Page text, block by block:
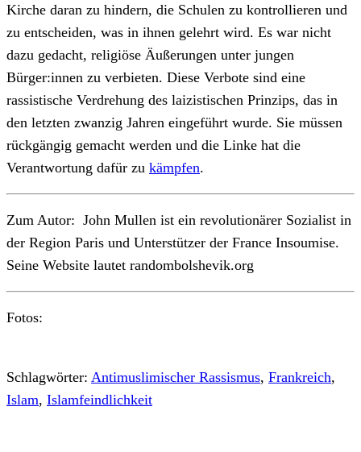
Kirche daran zu hindern, die Schulen zu kontrollieren und
zu entscheiden, was in ihnen gelehrt wird. Es war nicht
dazu gedacht, religiöse Äußerungen unter jungen
Bürger:innen zu verbieten. Diese Verbote sind eine
rassistische Verdrehung des laizistischen Prinzips, das in
den letzten zwanzig Jahren eingeführt wurde. Sie müssen
rückgängig gemacht werden und die Linke hat die
Verantwortung dafür zu kämpfen.
Zum Autor: John Mullen ist ein revolutionärer Sozialist in
der Region Paris und Unterstützer der France Insoumise.
Seine Website lautet randombolshevik.org
Fotos:
Schlagwörter: Antimuslimischer Rassismus, Frankreich,
Islam, Islamfeindlichkeit